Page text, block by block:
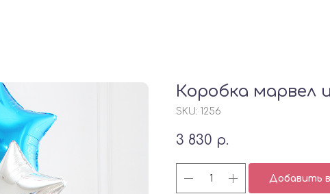
Коробка марвел
SKU: 1256
3 830 р.
Добавить